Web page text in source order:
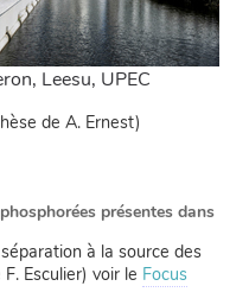
Leesu, UPEC
de A. Ernest)
présentes dans
à la source des
Esculier) voir le Focus